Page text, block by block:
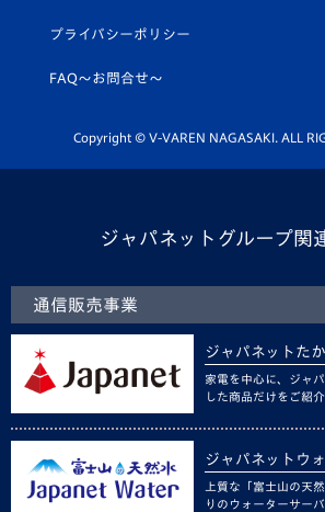
平和祈念活動
ホームタウン活動
スクール
公式LINE＠
プライバシーポリシー
FAQ〜お問合せ〜
Copyright © V-VAREN NAGASAKI. ALL
ジャパネットグループ関
通信販売事業
ジャパネットた
家電を中心に、ジャ
した商品だけをご紹介
ジャパネットウ
上質な「富士山の天
りのウォーターサー